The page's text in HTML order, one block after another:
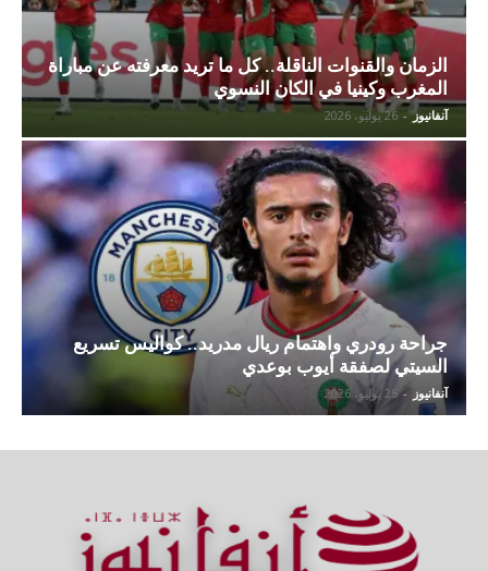
الزمان والقنوات الناقلة.. كل ما تريد معرفته عن مباراة
المغرب وكينيا في الكان النسوي
آنفانيوز - 26 يوليو، 2026
جراحة رودري واهتمام ريال مدريد.. كواليس تسريع
السيتي لصفقة أيوب بوعدي
آنفانيوز - 25 يوليو، 2026